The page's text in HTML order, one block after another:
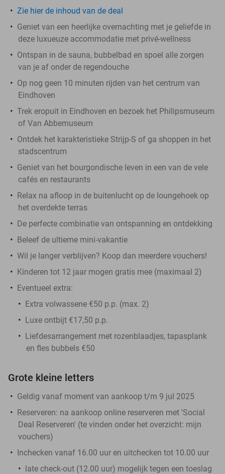
Zie hier de inhoud van de deal
Geniet van een heerlijke overnachting met je geliefde in
deze luxueuze accommodatie met privé-wellness
Ontspan in de sauna, bubbelbad en spoel alle zorgen
van je af onder de regendouche
Op nog geen 10 minuten rijden van het centrum van
Eindhoven
Trek eropuit in Eindhoven en bezoek het Philipsmuseum
of Van Abbemuseum
Ontdek het karakteristieke Strijp-S of ga shoppen in het
stadscentrum
Geniet van het bourgondische leven in een van de vele
cafés en restaurants
Relax na afloop in de buitenlucht op de loungehoek op
het overdekte terras
De perfecte combinatie van ontspanning en ontdekking
Beleef de ultieme mini-vakantie
Wil je langer verblijven? Koop dan meerdere vouchers!
Kinderen tot 12 jaar mogen gratis mee (maximaal 2)
Eventueel extra:
Extra volwassene €50 p.p. (max. 2)
Luxe ontbijt €17,50 p.p.
Liefdesarrangement met rozenblaadjes, tapasplank
en fles bubbels €50
Grote kleine letters
Geldig vanaf moment van aankoop t/m 9 jul 2025
Reserveren: na aankoop online reserveren met 'Social
Deal Reserveren' (te vinden onder het overzicht: mijn
vouchers)
Inchecken vanaf 16.00 uur en uitchecken tot 10.00 uur
late check-out (12.00 uur) mogelijk tegen een toeslag